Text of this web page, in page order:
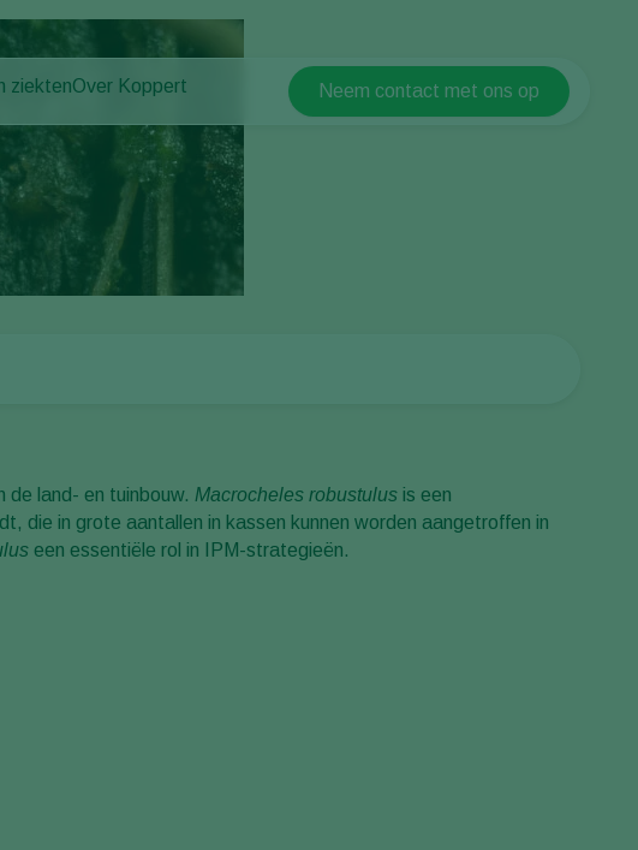
ziektenOver Koppert
Over Koppert
Nieuws en informatie
Werken bij Koppert
Contact
Koppert Global
Argentina
Austria
Belgium
France
Germany
Neem contact met ons op
de land- en tuinbouw. Macrocheles robustulus is een
die in grote aantallen in kassen kunnen worden aangetroffen in
een essentiële rol in IPM-strategieën.